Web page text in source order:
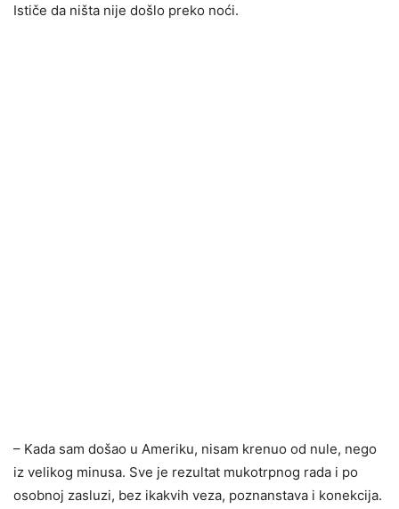
Ističe da ništa nije došlo preko noći.
– Kada sam došao u Ameriku, nisam krenuo od nule, nego
iz velikog minusa. Sve je rezultat mukotrpnog rada i po
osobnoj zasluzi, bez ikakvih veza, poznanstava i konekcija.